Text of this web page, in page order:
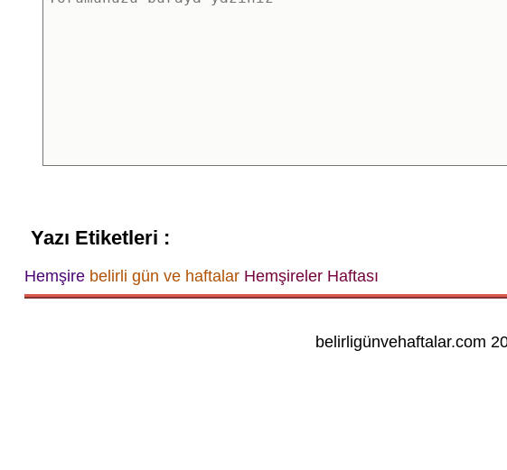
Yazı Etiketleri :
Hemşire belirli gün ve haftalar Hemşireler Haftası
belirligünvehaftalar.com